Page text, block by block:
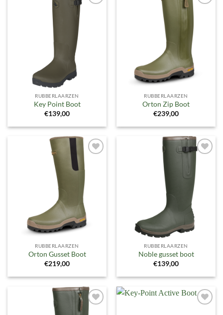
Toevoegen
verlanglijst
RUBBERLAARZEN
Key Point Boot
€139,00
Toevoegen
aan
RUBBERLAARZEN
Orton Zip Boot
€239,00
Toevoegen
aan
RUBBERLAARZEN
Orton Gusset Boot
€219,00
Toevoegen
aan
verlanglijst
RUBBERLAARZEN
Noble gusset boot
€139,00
Toevoegen